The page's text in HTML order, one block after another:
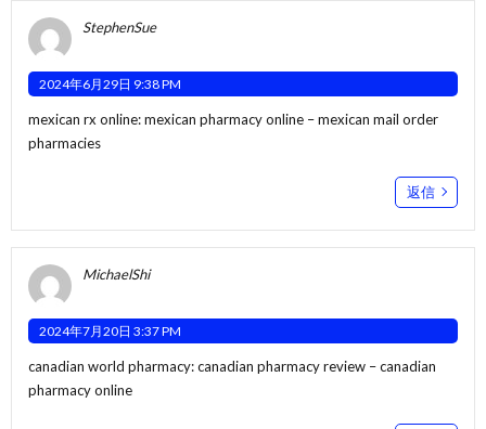
StephenSue
2024年6月29日 9:38 PM
mexican rx online:mexican pharmacy online – mexican mail order
pharmacies
返信
MichaelShi
2024年7月20日 3:37 PM
canadian world pharmacy:canadian pharmacy review – canadian
pharmacy online